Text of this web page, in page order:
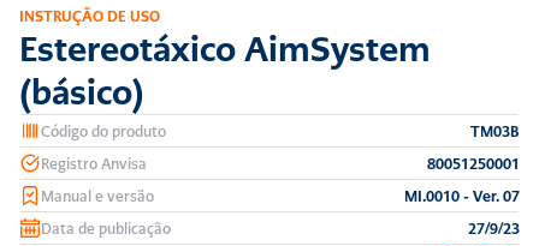
INSTRUÇÃO DE USO
Estereotáxico AimSystem
(básico)
Código do produto
TM03B
Registro Anvisa
80051250001
Manual e versão
MI.0010 - Ver. 07
Data de publicação
27/9/23